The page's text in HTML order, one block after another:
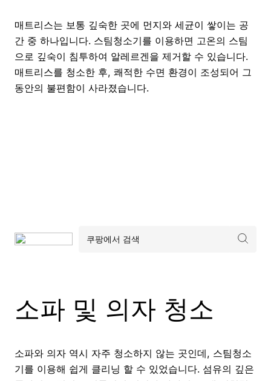
매트리스는 보통 깊숙한 곳에 먼지와 세균이 쌓이는 공
간 중 하나입니다. 스팀청소기를 이용하면 고온의 스팀
으로 깊숙이 침투하여 알레르겐을 제거할 수 있습니다.
매트리스를 청소한 후, 쾌적한 수면 환경이 조성되어 그
동안의 불편함이 사라졌습니다.
소파 및 의자 청소
소파와 의자 역시 자주 청소하지 않는 곳인데, 스팀청소
기를 이용해 쉽게 클리닝 할 수 있었습니다. 섬유의 깊은